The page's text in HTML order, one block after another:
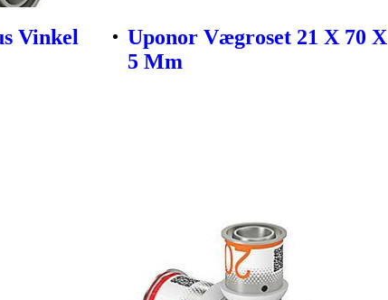
Vinkel
Uponor Vægroset 21 X 70 X
5 Mm